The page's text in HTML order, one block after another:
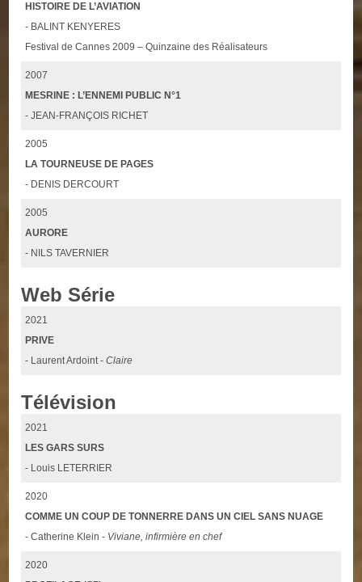
HISTOIRE DE L’AVIATION
- BALINT KENYERES
Festival de Cannes 2009 – Quinzaine des Réalisateurs
2007
MESRINE : L’ENNEMI PUBLIC N°1
- JEAN-FRANÇOIS RICHET
2005
LA TOURNEUSE DE PAGES
- DENIS DERCOURT
2005
AURORE
- NILS TAVERNIER
Web Série
2021
PRIVE
- Laurent Ardoint -Claire
Télévision
2021
LES GARS SURS
- Louis LETERRIER
2020
COMME UN COUP DE TONNERRE DANS UN CIEL SANS NUAGE
- Catherine Klein - Viviane, infirmière en chef
2020